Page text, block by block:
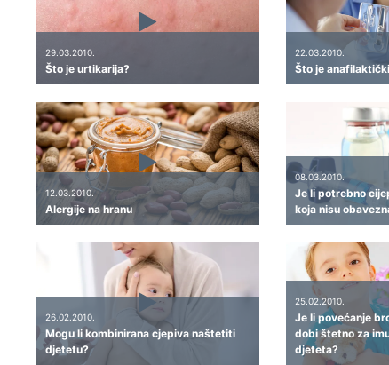
29.03.2010.
Što je urtikarija?
22.03.2010.
Što je
12.03.2010.
Alergije na hranu
08.03.2010.
Je li potrebno
koja nisu
26.02.2010.
Mogu li kombinirana cjepiva naštetiti
djetetu?
25.02.2010.
Je li povećanje
dobi štetno za
djeteta?